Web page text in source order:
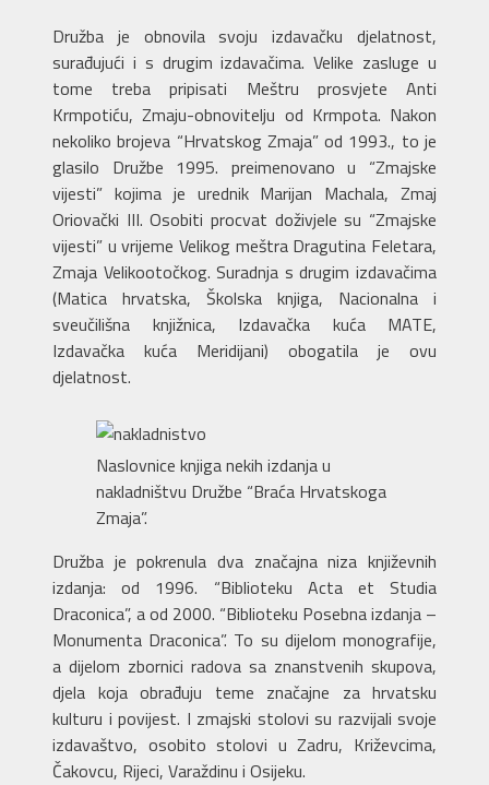
Družba je obnovila svoju izdavačku djelatnost,
surađujući i s drugim izdavačima. Velike zasluge u
tome treba pripisati Meštru prosvjete Anti
Krmpotiću, Zmaju-obnovitelju od Krmpota. Nakon
nekoliko brojeva “Hrvatskog Zmaja” od 1993., to je
glasilo Družbe 1995. preimenovano u “Zmajske
vijesti” kojima je urednik Marijan Machala, Zmaj
Oriovački III. Osobiti procvat doživjele su “Zmajske
vijesti” u vrijeme Velikog meštra Dragutina Feletara,
Zmaja Velikootočkog. Suradnja s drugim izdavačima
(Matica hrvatska, Školska knjiga, Nacionalna i
sveučilišna knjižnica, Izdavačka kuća MATE,
Izdavačka kuća Meridijani) obogatila je ovu
djelatnost.
Naslovnice knjiga nekih izdanja u
nakladništvu Družbe “Braća Hrvatskoga
Zmaja”.
Družba je pokrenula dva značajna niza književnih
izdanja: od 1996. “Biblioteku Acta et Studia
Draconica”, a od 2000. “Biblioteku Posebna izdanja –
Monumenta Draconica”. To su dijelom monografije,
a dijelom zbornici radova sa znanstvenih skupova,
djela koja obrađuju teme značajne za hrvatsku
kulturu i povijest. I zmajski stolovi su razvijali svoje
izdavaštvo, osobito stolovi u Zadru, Križevcima,
Čakovcu, Rijeci, Varaždinu i Osijeku.